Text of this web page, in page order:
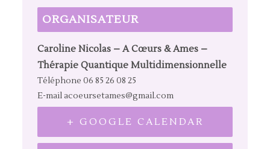
ORGANISATEUR
Caroline Nicolas – A Cœurs & Ames –
Thérapie Quantique Multidimensionnelle
Téléphone06 85 26 08 25
E-mailacoeursetames@gmail.com
+ GOOGLE CALENDAR